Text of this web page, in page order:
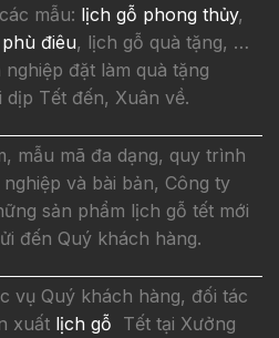
mẫu: lịch gỗ phong thủy,
điêu, lịch gỗ quà tặng, …
đặt làm quà tặng
Tết đến, Xuân về.
mẫu mã đa dạng, quy trình
và bài bản, Công ty
sản phẩm lịch gỗ tết mới
đến Quý khách hàng.
vụ Quý khách hàng, đối tác
xuất lịch gỗ Tết tại Xưởng